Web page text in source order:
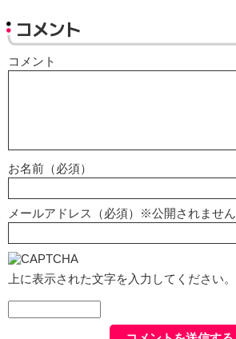
コメント
コメント
お名前（必須）
メールアドレス（必須）※公開されません
上に表示された文字を入力してください。